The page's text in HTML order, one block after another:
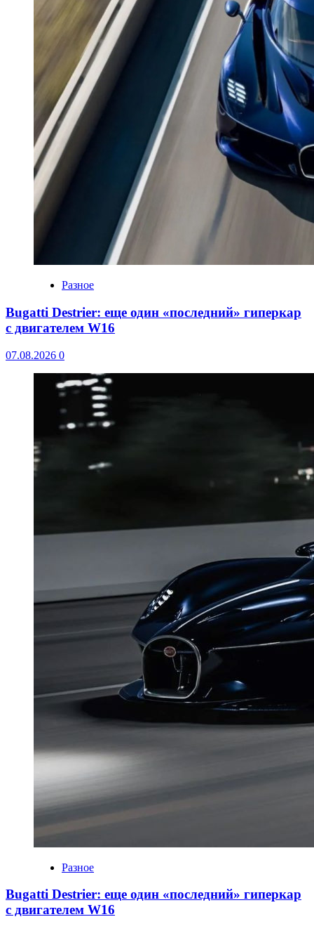
Разное
Bugatti Destrier: еще один «последний» гиперкар
с двигателем W16
07.08.2026 0
Разное
Bugatti Destrier: еще один «последний» гиперкар
с двигателем W16